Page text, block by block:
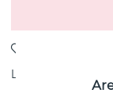
Leverans: